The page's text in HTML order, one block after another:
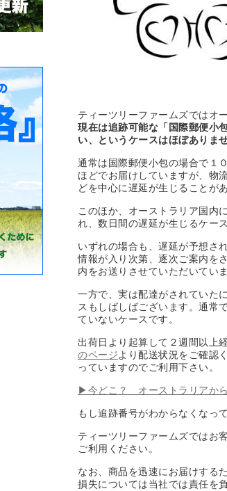
ティーツリーファームズではオ
現在は追跡可能な「国際郵便小
い、というケースはほぼありませ
通常は国際郵便小包の場合で１
ほどでお届けしていますが、物
どを中心に遅延が生じることが
このほか、オーストラリア国内
れ、数日間の遅延が生じるケー
いずれの場合も、遅延が予想さ
情報が入り次第、逐次ご案内を
内をお送りさせていただいていま
一方で、実は配達がされていた
スもしばしばございます。通常
ていないケースです。
出荷日より起算して２週間以上
のページより配送状況をご確認
っていますのでご利用下さい。
▶今どこ？ オーストラリアか
もし追跡番号がわからなくなっ
ティーツリーファームズではお
ご利用ください。
なお、商品を迅速にお届けする
損失については当社では責任を